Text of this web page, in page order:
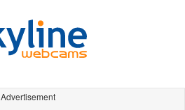
Advertisement